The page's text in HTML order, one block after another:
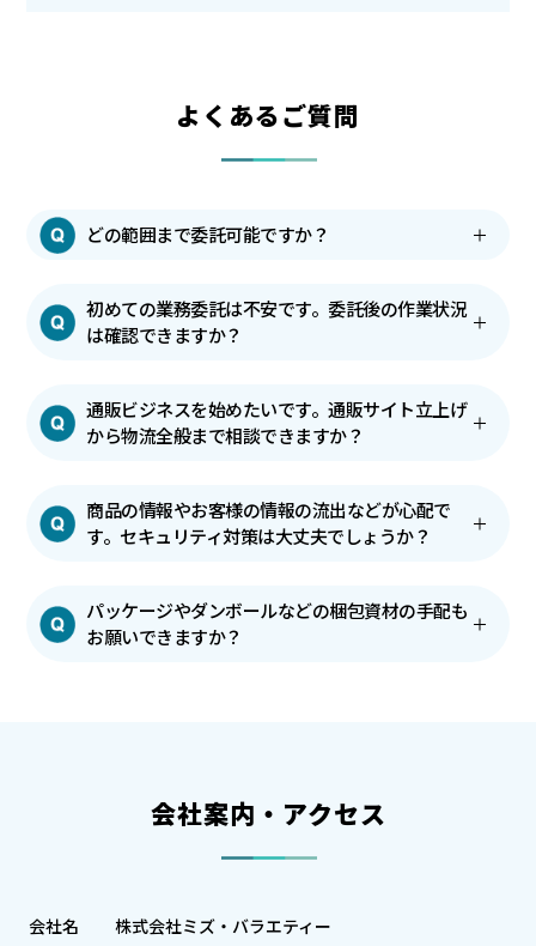
よくあるご質問
どの範囲まで委託可能ですか？
初めての業務委託は不安です。委託後の作業状況
は確認できますか？
通販ビジネスを始めたいです。通販サイト立上げ
から物流全般まで相談できますか？
商品の情報やお客様の情報の流出などが心配で
す。セキュリティ対策は大丈夫でしょうか？
パッケージやダンボールなどの梱包資材の手配も
お願いできますか？
会社案内・アクセス
会社名
株式会社ミズ・バラエティー